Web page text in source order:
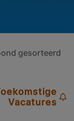
gesorteerd
Vacatures